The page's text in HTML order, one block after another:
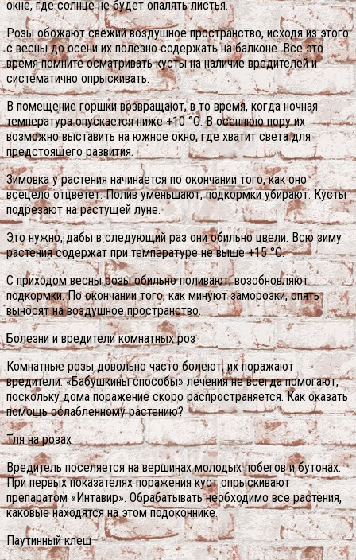
окне, где солнце не будет опалять листья.
Розы обожают свежий воздушное пространство, исходя из этого
с весны до осени их полезно содержать на балконе. Все это
время помните осматривать кусты на наличие вредителей и
систематично опрыскивать.
В помещение горшки возвращают, в то время, когда ночная
температура опускается ниже +10 °С. В осеннюю пору их
возможно выставить на южное окно, где хватит света для
предстоящего развития.
Зимовка у растения начинается по окончании того, как оно
всецело отцветет. Полив уменьшают, подкормки убирают. Кусты
подрезают на растущей луне.
Это нужно, дабы в следующий раз они обильно цвели. Всю зиму
растения содержат при температуре не выше +15 °С.
С приходом весны розы обильно поливают, возобновляют
подкормки. По окончании того, как минуют заморозки, опять
выносят на воздушное пространство.
Болезни и вредители комнатных роз
Комнатные розы довольно часто болеют, их поражают
вредители. «Бабушкины способы» лечения не всегда помогают,
поскольку дома поражение скоро распространяется. Как оказать
помощь ослабленному растению?
Тля на розах
Вредитель поселяется на вершинах молодых побегов и бутонах.
При первых показателях поражения куст опрыскивают
препаратом «Интавир». Обрабатывать необходимо все растения,
каковые находятся на этом подоконнике.
Паутинный клещ